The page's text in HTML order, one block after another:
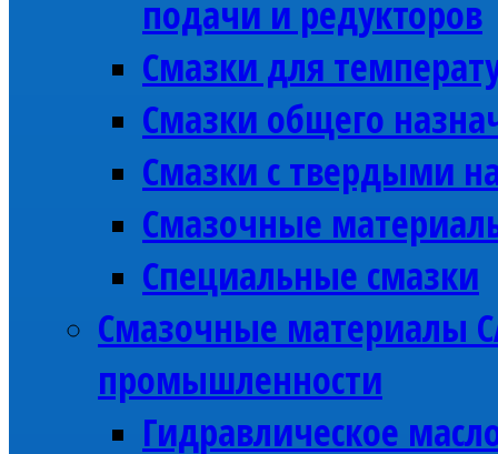
подачи и редукторов
Смазки для
Смазки общего
Смазки с твердыми
Смазочные
Специальные смазки
Смазочные материалы
промышленности
Гидравлическое